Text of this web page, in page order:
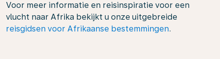
Voor meer informatie en reisinspiratie voor een
vlucht naar Afrika bekijkt u onze uitgebreide
reisgidsen voor Afrikaanse bestemmingen.